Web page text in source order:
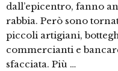
dall’epicentro, fanno
rabbia. Però sono
piccoli artigiani,
commercianti e
sfacciata. Più …